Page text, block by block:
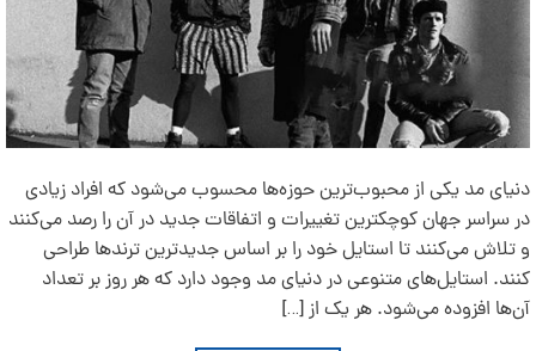
دنیای مد یکی از محبوب‌ترین حوزه‌ها محسوب می‌شود که افراد زیادی
در سراسر جهان کوچکترین تغییرات و اتفاقات جدید در آن را رصد می‌کنند
و تلاش می‌کنند تا استایل خود را بر اساس جدیدترین ترندها طراحی
کنند. استایل‌های متنوعی در دنیای مد وجود دارد که هر روز بر تعداد
آن‌ها افزوده می‌شود. هر یک از […]